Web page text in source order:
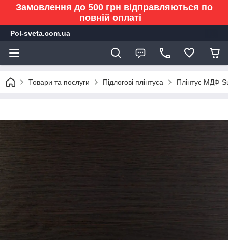
Замовлення до 500 грн відправляються по
повній оплаті
Pol-sveta.com.ua
Товари та послуги Підлогові плінтуса Плінтус МДФ